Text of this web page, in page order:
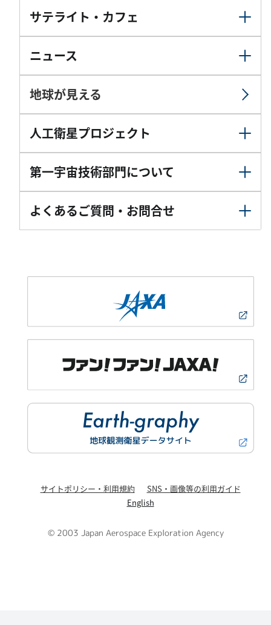
サテライト・カフェ
ニュース
地球が見える
人工衛星プロジェクト
第一宇宙技術部門について
よくあるご質問・お問合せ
サイトポリシー・利用規約
SNS・画像等の利用ガイド
English
© 2003 Japan Aerospace Exploration Agency